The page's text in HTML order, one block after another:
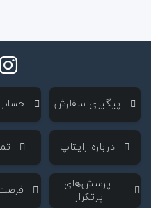
‌ پیگیری سفارش
‌ درباره رایتاپ
‌ پرسش‌های
پرتکرار